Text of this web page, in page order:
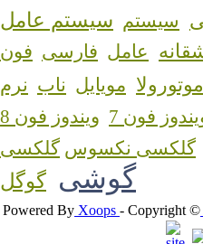
سیستم سیستم عامل
عامل فارسی فون
موتورولا مویایل ناب نرم
فون 7
ویندوز فون 8
گلکسی نکسوس
گوشی گوگل
Powered By Xoops - Copyright ©